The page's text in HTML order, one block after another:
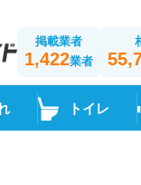
掲載業者
1,422業者
トイレ